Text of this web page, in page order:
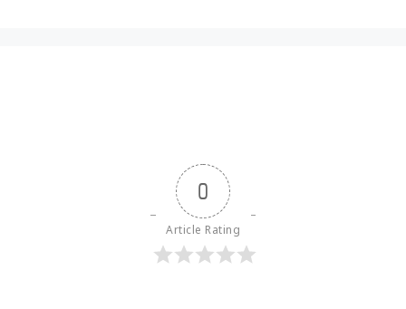
0
Article Rating